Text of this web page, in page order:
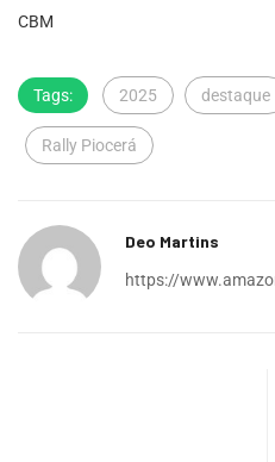
CBM
Tags: 2025 destaque
Rally Piocerá
Deo Martins
https://